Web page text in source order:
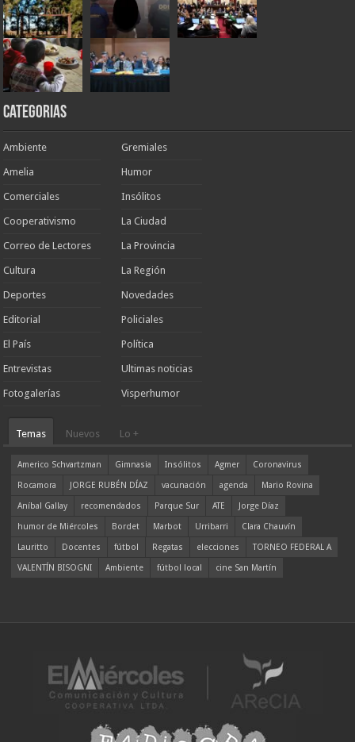
Categorias
Ambiente
Amelia
Comerciales
Cooperativismo
Correo de Lectores
Cultura
Deportes
Editorial
El País
Entrevistas
Fotogalerías
Gremiales
Humor
Insólitos
La Ciudad
La Provincia
La Región
Novedades
Policiales
Política
Ultimas noticias
Visperhumor
Temas Nuevos Lo +
Americo Schvartzman Gimnasia Insólitos Agmer
Coronavirus
Rocamora
JORGE RUBÉN DÍAZ vacunación agenda
Mario Rovina
Aníbal Gallay
recomendados Parque Sur ATE
Jorge Díaz
humor de Miércoles
Bordet Marbot Urribarri
Clara Chauvín
Lauritto
Docentes fútbol Regatas elecciones
TORNEO FEDERAL A
VALENTÍN BISOGNI
Ambiente fútbol local cine San Martín